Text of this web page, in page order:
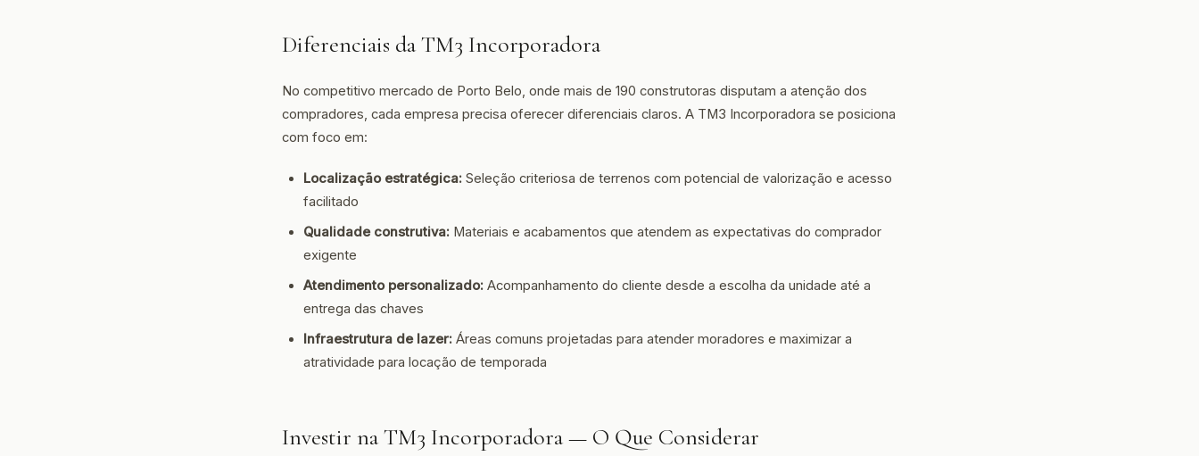
Diferenciais da TM3 Incorporadora
No competitivo mercado de Porto Belo, onde mais de 190 construtoras disputam a atenção dos
compradores, cada empresa precisa oferecer diferenciais claros. A TM3 Incorporadora se posiciona
com foco em:
Localização estratégica: Seleção criteriosa de terrenos com potencial de valorização e acesso
facilitado
Qualidade construtiva: Materiais e acabamentos que atendem as expectativas do comprador
exigente
Atendimento personalizado: Acompanhamento do cliente desde a escolha da unidade até a
entrega das chaves
Infraestrutura de lazer: Áreas comuns projetadas para atender moradores e maximizar a
atratividade para locação de temporada
Investir na TM3 Incorporadora — O Que Considerar